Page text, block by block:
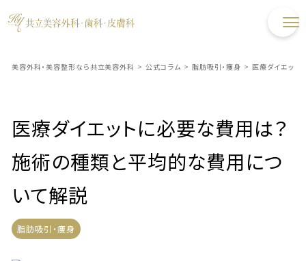
美容外科・美容整形なら共立美容外科 > 公式コラム > 脂肪吸引・痩身 > 医療ダイエット
医療ダイエットに必要な費用は？
施術の種類と平均的な費用につ
いて解説
脂肪吸引・痩身